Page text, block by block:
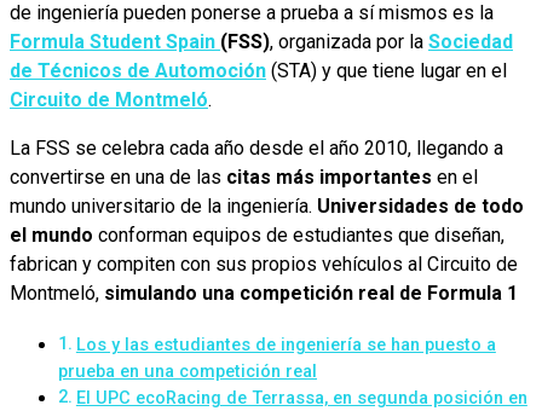
de ingeniería pueden ponerse a prueba a sí mismos es la
Formula Student Spain (FSS), organizada por la Sociedad
de Técnicos de Automoción (STA) y que tiene lugar en el
Circuito de Montmeló.
La FSS se celebra cada año desde el año 2010, llegando a
convertirse en una de las citas más importantes en el
mundo universitario de la ingeniería. Universidades de todo
el mundo conforman equipos de estudiantes que diseñan,
fabrican y compiten con sus propios vehículos al Circuito de
Montmeló, simulando una competición real de Formula 1
Los y las estudiantes de ingeniería se han puesto a
prueba en una competición real
El UPC ecoRacing de Terrassa, en segunda posición en